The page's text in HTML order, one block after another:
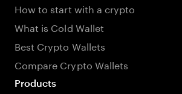
How to start with a crypto
What is Cold Wallet
Best Crypto Wallets
Compare Crypto Wallets
Products